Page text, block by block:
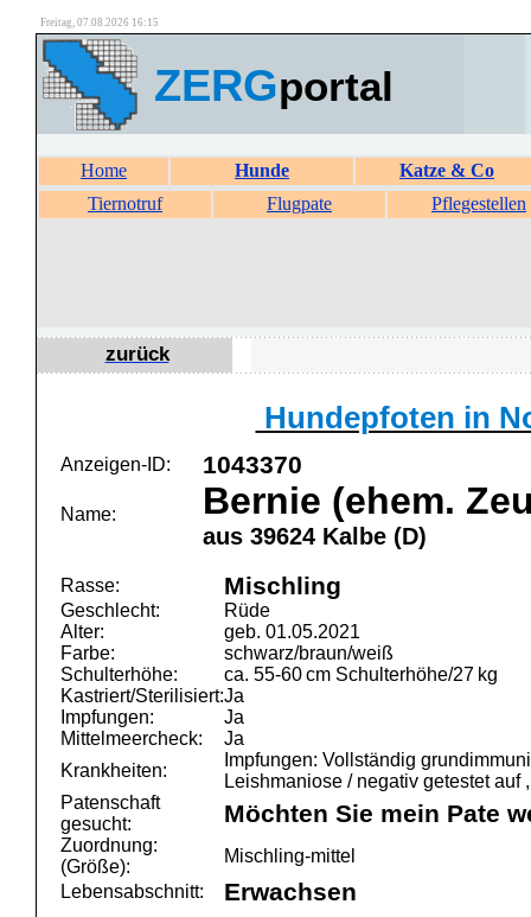
Freitag, 07.08.2026 16:15
ZERGportal
Home Hunde
Katze & Co
Tiernotruf
Flugpate Pflegestellen
zurück
Hundepfoten in
Anzeigen-ID: 1043370
Name: Bernie (ehem.
aus 39624 Kalbe (D)
Rasse: Mischling
Geschlecht:
Rüde
Alter:
geb. 01.05.2021
Farbe:
schwarz/braun/weiß
Schulterhöhe:
ca. 55-60 cm Schulterhöhe/27 kg
Kastriert/Sterilisiert:Ja
Impfungen:
Ja
Mittelmeercheck:
Ja
Krankheiten:
Impfungen: Vollständig
Leishmaniose / negativ getestet
Patenschaft
gesucht:
Möchten Sie mein Pate
Zuordnung:
(Größe):
Mischling-mittel
Lebensabschnitt:
Erwachsen